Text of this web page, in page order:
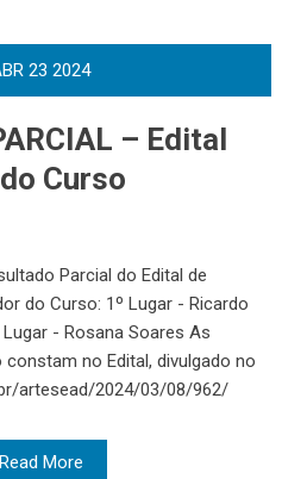
23 2024
– Edital
Curso
Parcial do Edital de
do Curso: 1º Lugar - Ricardo
- Rosana Soares As
no Edital, divulgado no
artesead/2024/03/08/962/
Read More